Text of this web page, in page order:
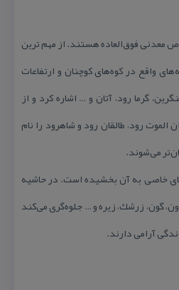
معدنی فوق‌العاده هستند. از مهم ترین
واقع در كوه‌های كوچنان و ارتفاعات
گرما رود، آتان و … اشاره كرد و از
رود، طالقان رود و شاهرود را نام
می‌شوند.
خاصی به آن بخشیده است. در حاشیه
گون، زرشك، زیره و … جلوه‌گری می‌كند
آرامی دارند.